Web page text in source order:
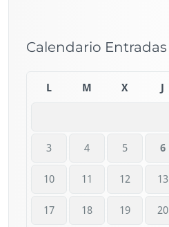
Calendario Entradas
L M X
3 4 5 6
10 11 12 13
17 18 19 20